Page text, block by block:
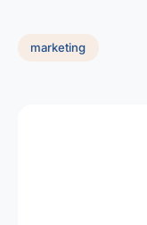
marketing